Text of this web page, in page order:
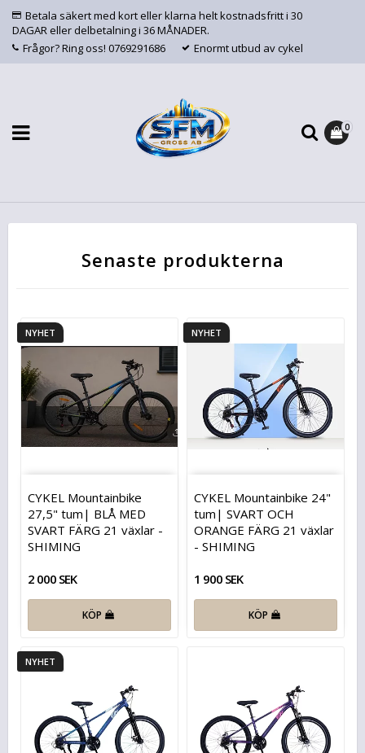
Betala säkert med kort eller klarna helt kostnadsfritt i 30
DAGAR eller delbetalning i 36 MÅNADER.
Frågor? Ring oss! 0769291686
Enormt utbud av cykel
0
Senaste produkterna
NYHET
CYKEL Mountainbike
27,5" tum| BLÅ MED
SVART FÄRG 21 växlar -
SHIMING
2 000 SEK
KÖP
NYHET
CYKEL Mountainbike 24"
tum| SVART OCH
ORANGE FÄRG 21 växlar
- SHIMING
1 900 SEK
KÖP
NYHET